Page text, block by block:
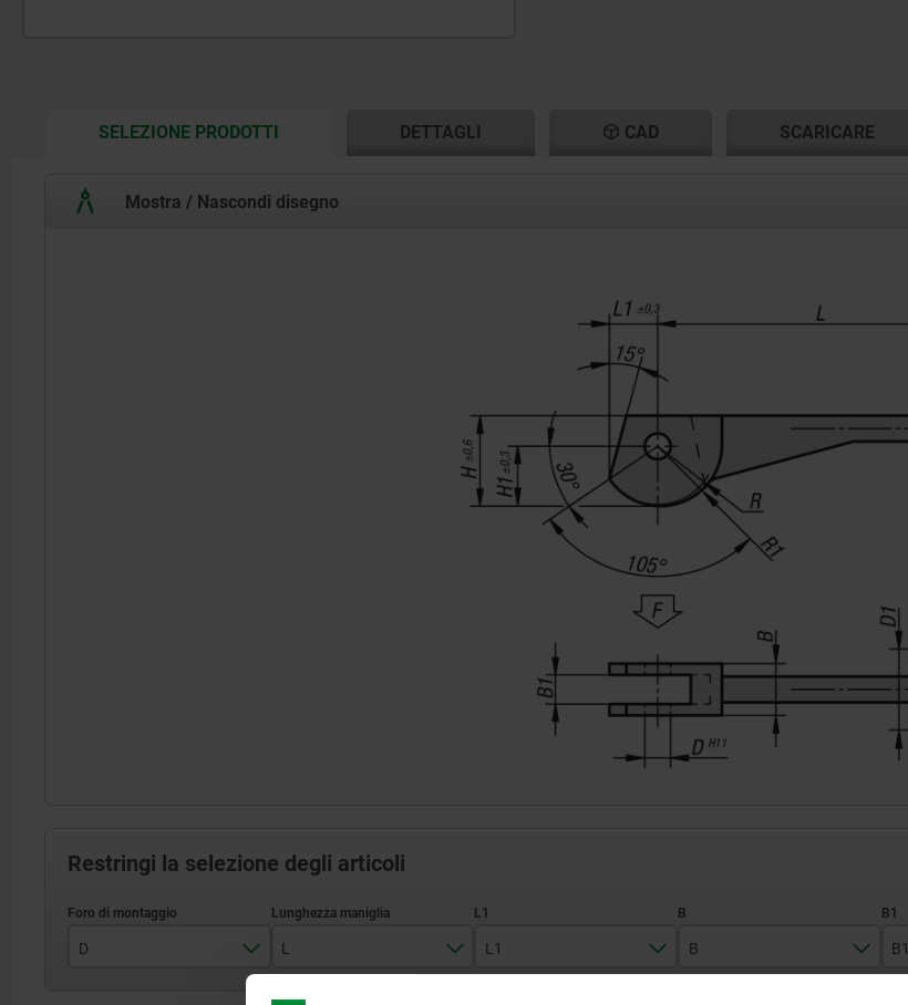
SELEZIONE PRODOTTI CURRENT
DETTAGLI CAD SCARICARE
Mostra / Nascondi disegno
Restringi la selezione degli articoli
D L L1 B B1